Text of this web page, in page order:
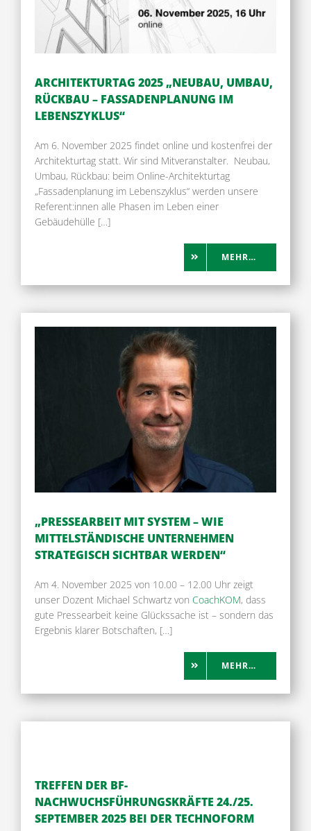
ARCHITEKTURTAG 2025 „NEUBAU, UMBAU,
RÜCKBAU – FASSADENPLANUNG IM
LEBENSZYKLUS“
Am 6. November 2025 findet online und kostenfrei der
Architekturtag statt. Wir sind Mitveranstalter. Neubau,
Umbau, Rückbau: beim Online-Architekturtag
„Fassadenplanung im Lebenszyklus“ werden unsere
Referent:innen alle Phasen im Leben einer
Gebäudehülle […]
MEHR…
„PRESSEARBEIT MIT SYSTEM – WIE
MITTELSTÄNDISCHE UNTERNEHMEN
STRATEGISCH SICHTBAR WERDEN“
Am 4. November 2025 von 10.00 – 12.00 Uhr zeigt
unser Dozent Michael Schwartz von CoachKOM, dass
gute Pressearbeit keine Glückssache ist – sondern das
Ergebnis klarer Botschaften, […]
MEHR…
TREFFEN DER BF-
NACHWUCHSFÜHRUNGSKRÄFTE 24./25.
SEPTEMBER 2025 BEI DER TECHNOFORM